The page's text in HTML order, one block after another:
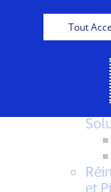
solutions
et
Tout